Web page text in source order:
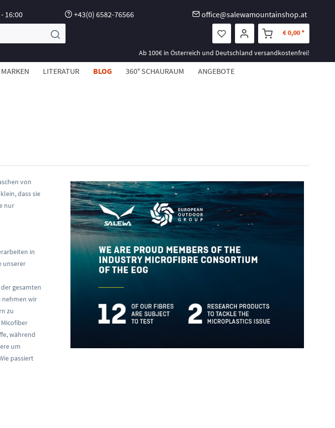
16:00 +43(0) 6582-76566 office@salewamountainshop.at
€ 0,00 *
Ab 100€ in Österreich und Deutschland versandkostenfrei!
MARKEN LITERATUR BLOG 360° SCHAURAUM ANGEBOTE
von
dass sie
nur
in
unserer
gesamten
nehmen wir
zu
während
um
passiert